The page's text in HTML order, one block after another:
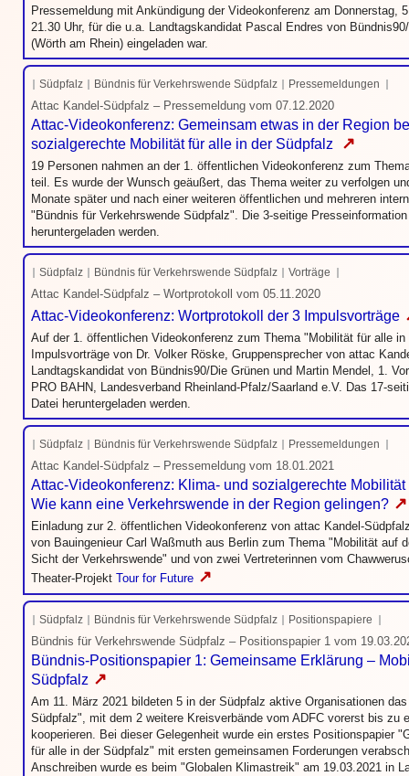
Pressemeldung mit Ankündigung der Videokonferenz am Donnerstag,
21.30 Uhr, für die u.a. Landtagskandidat Pascal Endres von
(Wörth am Rhein) eingeladen war.
Südpfalz Bündnis für Verkehrswende Südpfalz Pressemeldungen
Attac Kandel-Südpfalz – Pressemeldung vom 07.12.2020
Attac-Videokonferenz: Gemeinsam etwas in der Region
sozialgerechte Mobilität für alle in der Südpfalz
↗
19 Personen nahmen an der 1. öffentlichen Videokonferenz zum
teil. Es wurde der Wunsch geäußert, das Thema weiter zu verfolgen
Monate später und nach einer weiteren öffentlichen und mehreren
"Bündnis für Verkehrswende Südpfalz". Die 3-seitige
heruntergeladen werden.
Südpfalz Bündnis für Verkehrswende Südpfalz Vorträge
Attac Kandel-Südpfalz – Wortprotokoll vom 05.11.2020
Attac-Videokonferenz: Wortprotokoll der 3 Impulsvorträge
Auf der 1. öffentlichen Videokonferenz zum Thema "Mobilität für alle
Impulsvorträge von Dr. Volker Röske, Gruppensprecher von attac
Landtagskandidat von Bündnis90/Die Grünen und Martin Mendel, 1.
PRO BAHN, Landesverband Rheinland-Pfalz/Saarland e.V. Das 17-
Datei heruntergeladen werden.
Südpfalz Bündnis für Verkehrswende Südpfalz Pressemeldungen
Attac Kandel-Südpfalz – Pressemeldung vom 18.01.2021
Attac-Videokonferenz: Klima- und sozialgerechte
Wie kann eine Verkehrswende in der Region gelingen? ↗
Einladung zur 2. öffentlichen Videokonferenz von attac Kandel-
von Bauingenieur Carl Waßmuth aus Berlin zum Thema "Mobilität auf
Sicht der Verkehrswende" und von zwei Vertreterinnen vom
Theater-Projekt Tour for Future ↗
Südpfalz Bündnis für Verkehrswende Südpfalz Positionspapiere
Bündnis für Verkehrswende Südpfalz – Positionspapier 1 vom
Bündnis-Positionspapier 1: Gemeinsame Erklärung –
Südpfalz ↗
Am 11. März 2021 bildeten 5 in der Südpfalz aktive Organisationen
Südpfalz", mit dem 2 weitere Kreisverbände vom ADFC vorerst bis zu
kooperieren. Bei dieser Gelegenheit wurde ein erstes Positionspapier
für alle in der Südpfalz" mit ersten gemeinsamen Forderungen
Anschreiben wurde es beim "Globalen Klimastreik" am 19.03.2021 in